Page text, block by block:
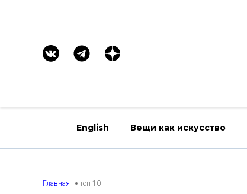
English Вещи как искусство
Главная топ-10